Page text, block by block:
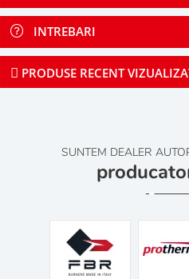
INTREBARI
PRODUSE RECENT
SUNTEM DEALER